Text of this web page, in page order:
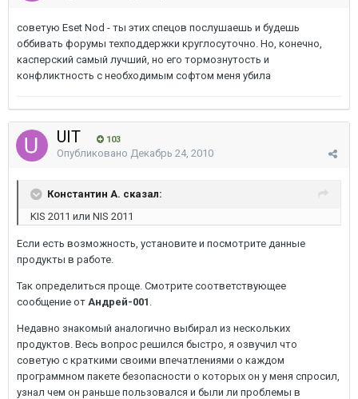
советую Eset Nod - ты этих спецов послушаешь и будешь
оббивать форумы техподдержки круглосуточно. Но, конечно,
касперский самый лучший, но его тормознутость и
конфликтность с необходимым софтом меня убила
UIT 103
Опубликовано Декабрь 24, 2010
Константин А. сказал:
KIS 2011 или NIS 2011
Если есть возможность, установите и посмотрите данные
продукты в работе.
Так определиться проще. Смотрите соответствующее
сообщение от Андрей-001 .
Недавно знакомый аналогично выбирал из нескольких
продуктов. Весь вопрос решился быстро, я озвучил что
советую с краткими своими впечатлениями о каждом
программном пакете безопасности о которых он у меня спросил,
узнал чем он раньше пользовался и были ли проблемы в